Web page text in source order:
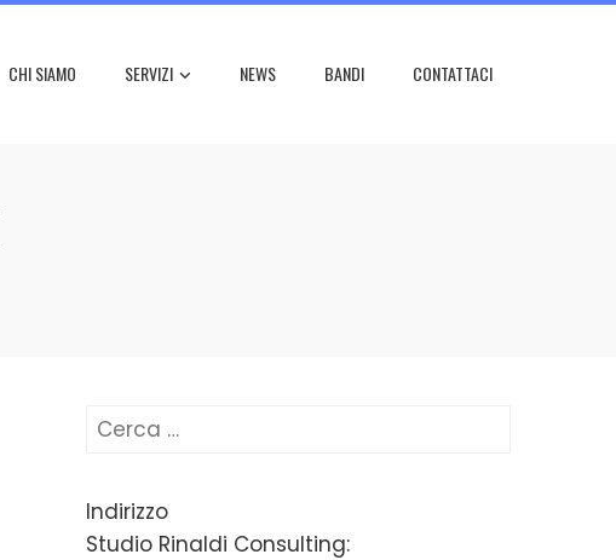
CHI SIAMO SERVIZI NEWS BANDI CONTATTACI
Ricerca
Indirizzo
Studio Rinaldi Consulting: